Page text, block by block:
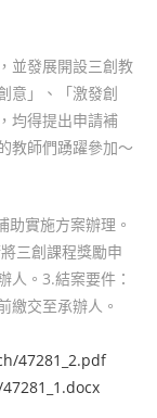
並發展開設三創教
意」、「激發創
均得提出申請補
教師們踴躍參加～
助實施方案辦理。
三創課程獎勵申
人。3.結案要件：
繳交至承辦人。
47281_2.pdf